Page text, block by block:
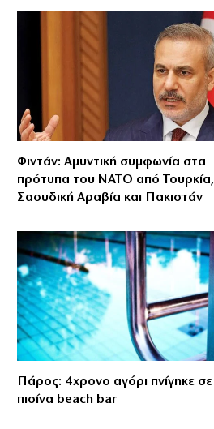
Φιντάν: Αμυντική συμφωνία στα
πρότυπα του ΝΑΤΟ από Τουρκία,
Σαουδική Αραβία και Πακιστάν
Πάρος: 4χρονο αγόρι πνίγηκε σε
πισίνα beach bar